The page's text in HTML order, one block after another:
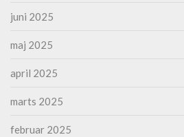
juni 2025
maj 2025
april 2025
marts 2025
februar 2025